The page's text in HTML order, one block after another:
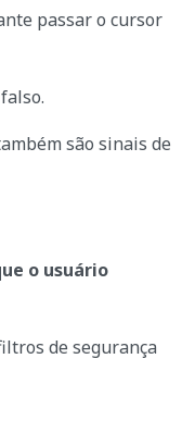
passar o cursor
são sinais de
o usuário
de segurança